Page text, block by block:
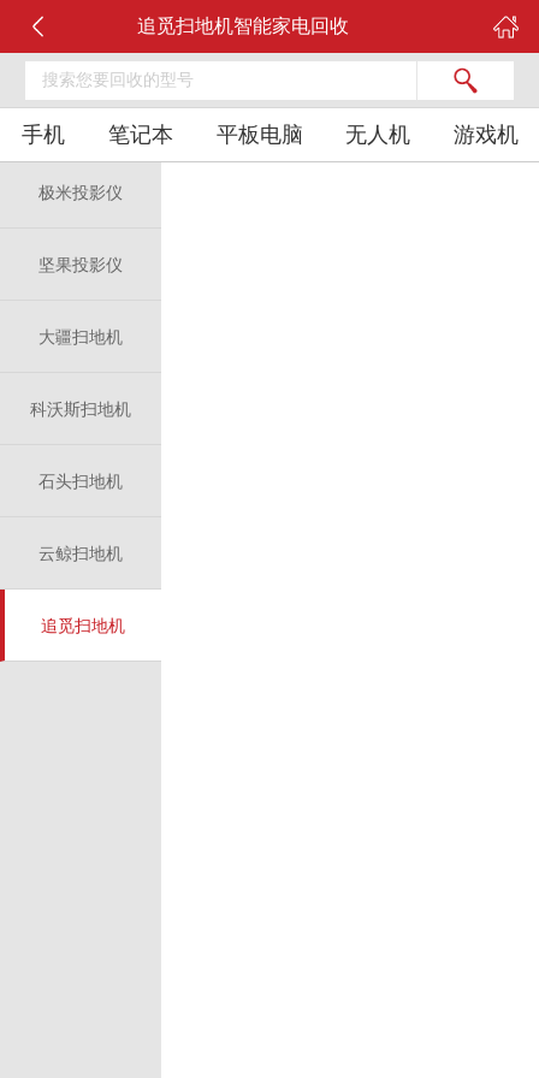
追觅扫地机智能家电回收
手机 笔记本 平板电脑 无人机 游戏机
极米投影仪
坚果投影仪
大疆扫地机
科沃斯扫地机
石头扫地机
云鲸扫地机
追觅扫地机